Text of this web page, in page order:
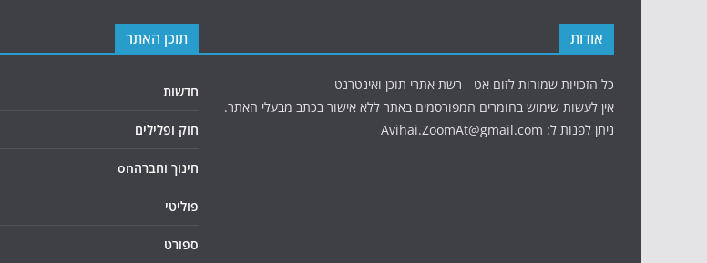
אודות
כל הזכויות שמורות לזום אט - רשת אתרי תוכן ואינטרנט
אין לעשות שימוש בחומרים המפורסמים באתר ללא אישור בכתב מבעלי האתר.
ניתן לפנות ל: Avihai.ZoomAt@gmail.com
תוכן האתר
חדשות
חוק ופלילים
חינוך וחברהon
פוליטי
ספורט